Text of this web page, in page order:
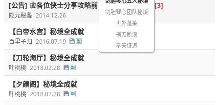
剑胆琴心团队秘境
世外蓬莱
横刀断浪
奉天证道
[公告] ❀各位侠士分享攻略前，请先看一看！❀ [3]
隐元秘鉴 2014.12.26
【白帝水宫】秘境全成就
百里子归 2016.07.19
【刀轮海厅】秘境全成就
叶桃桃 2018.02.28
【夕颜阁】秘境全成就
叶桃桃 2018.02.28